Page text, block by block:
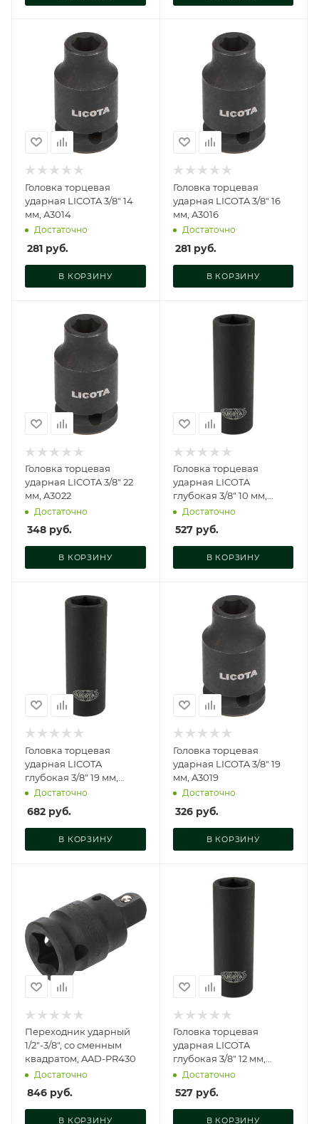
Головка торцевая
ударная LICOTA 3/8" 14
мм, A3014
Достаточно
281 руб.
В КОРЗИНУ
Головка торцевая
ударная LICOTA 3/8" 16
мм, A3016
Достаточно
281руб.
В КОРЗИНУ
Головка торцевая
ударная LICOTA 3/8" 22
мм, A3022
Достаточно
348 руб.
В КОРЗИНУ
Головка торцевая
ударная LICOTA
глубокая 3/8" 10 мм,
A3010L
Достаточно
527руб.
В КОРЗИНУ
Головка торцевая
ударная LICOTA
глубокая 3/8" 19 мм,
A3019L
Достаточно
682 руб.
В КОРЗИНУ
Головка торцевая
ударная LICOTA 3/8" 19
мм, A3019
Достаточно
326руб.
В КОРЗИНУ
Переходник ударный
1/2"-3/8", со сменным
квадратом, AAD-PR430
Достаточно
846 руб.
В КОРЗИНУ
Головка торцевая
ударная LICOTA
глубокая 3/8" 12 мм,
A3012L
Достаточно
527руб.
В КОРЗИНУ